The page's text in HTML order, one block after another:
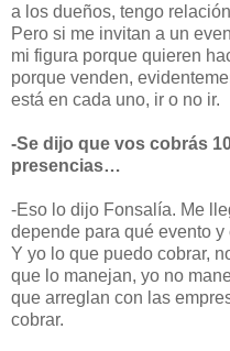
a los dueños, tengo
Pero si me invitan a un
mi figura porque quieren
porque venden,
está en cada uno, ir o no ir.
-Se dijo que vos cobrás
presencias…
-Eso lo dijo Fonsalía. Me
depende para qué evento
Y yo lo que puedo cobrar,
que lo manejan, yo no
que arreglan con las
cobrar.